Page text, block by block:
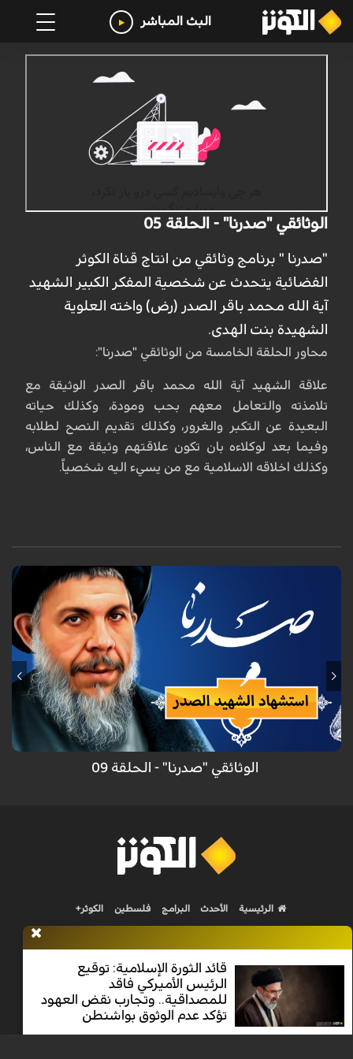
البث المباشر
الوثائقي "صدرنا" - الحلقة 05
"صدرنا " برنامج وثائقي من انتاج قناة الكوثر
الفضائية يتحدث عن شخصية المفكر الكبير الشهيد
آية الله محمد باقر الصدر (رض) واخته العلوية
الشهيدة بنت الهدى.
محاور الحلقة الخامسة من الوثائقي "صدرنا":
علاقة الشهيد آية الله محمد باقر الصدر الوثيقة مع
تلامذته والتعامل معهم بحب ومودة، وكذلك حياته
البعيدة عن التكبر والغرور، وكذلك تقديم النصح لطلابه
وفيما بعد لوكلاءه بان تكون علاقتهم وثيقة مع الناس،
وكذلك اخلاقه الاسلامية مع من يسيء اليه شخصياً.
"صدرنا " برنامج وثائقي من إنتاج قناة الكوثر الفضائية يتحدث عن شخصية
المفكر الكبير الشهيد آية الله محمد باقر الصدر (رض) وأخته العلوية الشهيدة
بنت الهدى.
الوثائقي "صدرنا" - الحلقة 09
قائد الثورة الإسلامية: توقيع
الرئيس الأميركي فاقد
للمصداقية.. وتجارب نقض العهود
تؤكد عدم الوثوق بواشنطن
الرئيسية الأحدث البرامج فلسطين الكوثر+
Nilesat 11900 V | Badr 8 11747 V | Badr5 12284 V